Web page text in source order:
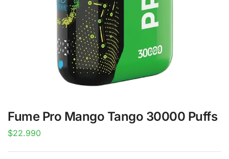
Fume Pro Mango Tango 30000 Puffs
$22.990